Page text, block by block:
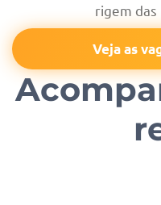
rigem das
Veja as